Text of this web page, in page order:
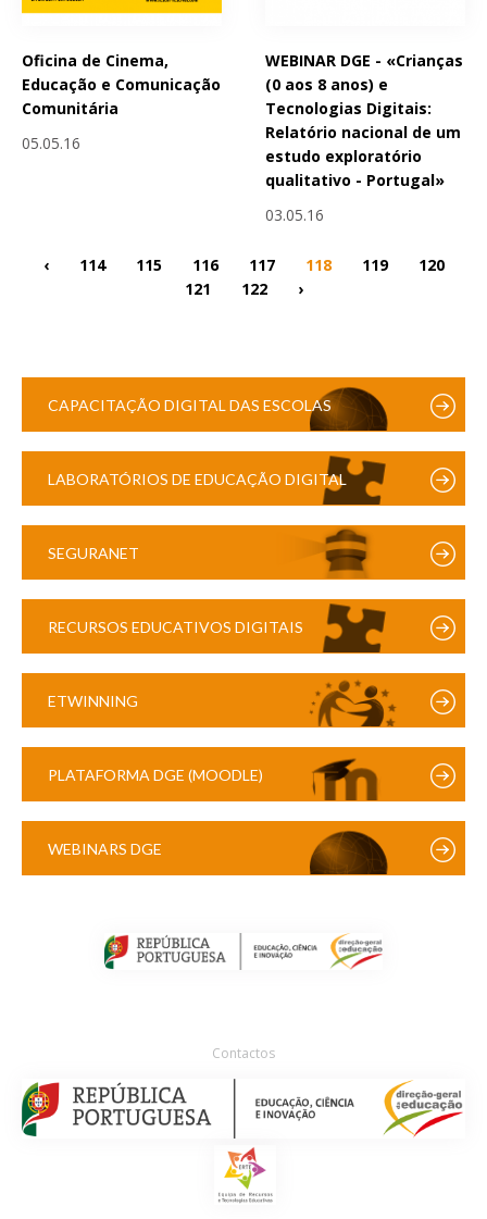
Oficina de Cinema,
Educação e Comunicação
Comunitária
05.05.16
WEBINAR DGE - «Crianças
(0 aos 8 anos) e
Tecnologias Digitais:
Relatório nacional de um
estudo exploratório
qualitativo - Portugal»
03.05.16
‹ 114 115 116 117 118 119
120
121
122 ›
CAPACITAÇÃO DIGITAL DAS ESCOLAS
LABORATÓRIOS DE EDUCAÇÃO DIGITAL
SEGURANET
RECURSOS EDUCATIVOS DIGITAIS
ETWINNING
PLATAFORMA DGE (MOODLE)
WEBINARS DGE
Contactos